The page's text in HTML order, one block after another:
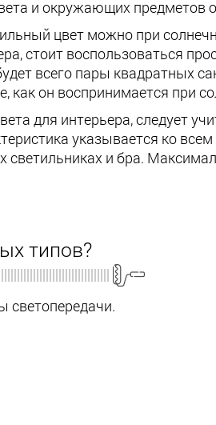
и окружающих предметов
цвет можно при
стоит воспользоваться
всего пары квадратных
как он воспринимается при
для интерьера, следует
указывается ко
и бра.
типов?